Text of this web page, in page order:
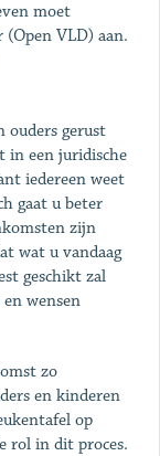
moet
(Open VLD) aan.
ouders gerust
in een juridische
iedereen weet
gaat u beter
zijn
wat u vandaag
geschikt zal
wensen
zo
en kinderen
op
rol in dit proces.